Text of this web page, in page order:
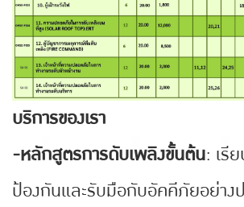
บริการของเรา
-หลักสูตรการดับเพลิงขั้นต้น: เรี
ป้องกันและรับมือกับอัคคีภัยอย่า